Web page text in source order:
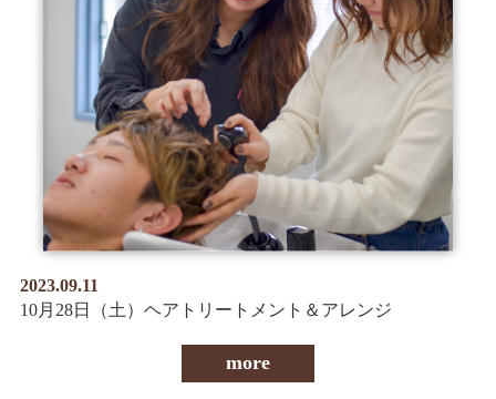
2023.09.11
10月28日（土）ヘアトリートメント＆アレンジ
more